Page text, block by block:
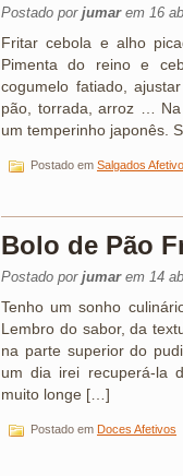
Postado por jumarem 16
Fritar cebola e alho
Pimenta do reino e
cogumelo fatiado,
pão, torrada, arroz …
um temperinho japonês.
Postado em Salgados
Bolo de Pão
Postado por jumarem 14
Tenho um sonho
Lembro do sabor, da
na parte superior do
um dia irei recuperá-la
muito longe […]
Postado em Doces Afetivos